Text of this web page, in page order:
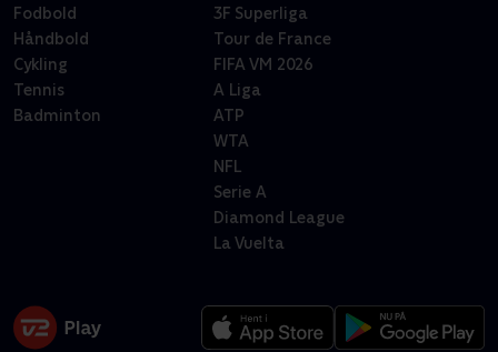
Fodbold
Håndbold
Cykling
Tennis
Badminton
3F Superliga
Tour de France
FIFA VM 2026
A Liga
ATP
WTA
NFL
Serie A
Diamond League
La Vuelta